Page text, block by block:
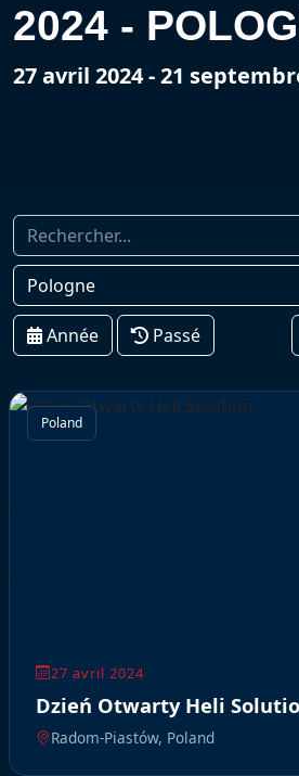
2024 -
27 avril 2024 - 21
Pologne
Année Passé
Poland
27 avril 2024
Dzień Otwarty Heli
Radom-Piastów, Poland